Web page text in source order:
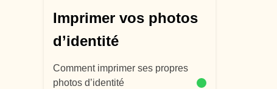
Imprimer vos photos
d’identité
Comment imprimer ses propres
photos d’identité